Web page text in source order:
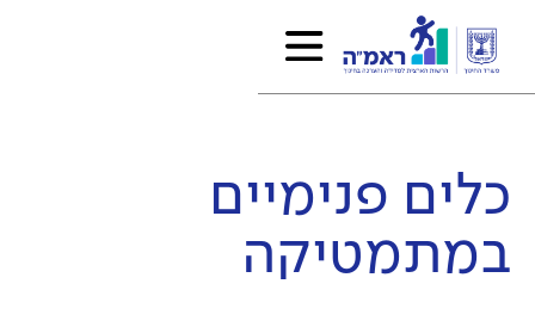
כלים פנימיים
במתמטיקה